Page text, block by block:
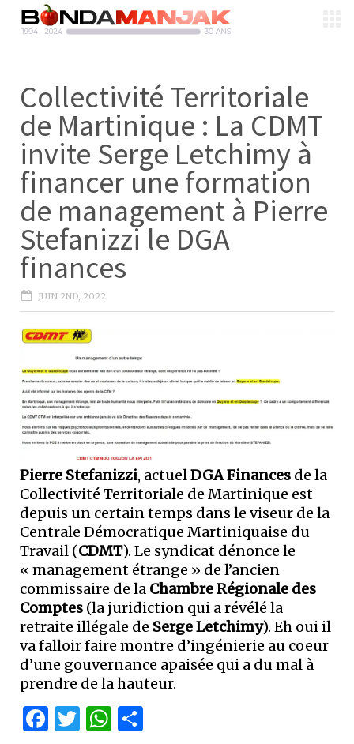
Collectivité Territoriale
de Martinique : La CDMT
invite Serge Letchimy à
financer une formation
de management à Pierre
Stefanizzi le DGA
finances
JUIN 2ND, 2022
Pierre Stefanizzi, actuelDGA Finances de la
Collectivité Territoriale de Martinique est
depuis un certain temps dans le viseur de la
Centrale Démocratique Martiniquaise du
Travail (CDMT). Le syndicat dénonce le
« management étrange » de l’ancien
commissaire de la Chambre Régionale des
Comptes (la juridiction qui a révélé la
retraite illégale de Serge Letchimy). Eh oui il
va falloir faire montre d’ingénierie au coeur
d’une gouvernance apaisée qui a du mal à
prendre de la hauteur.
Facebook
Twitter
WhatsApp